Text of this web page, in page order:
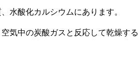
水酸化カルシウムにあります。
気中の炭酸ガスと反応して乾燥する